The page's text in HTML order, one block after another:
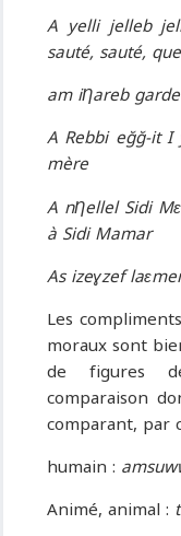
A yelli jelleb
sauté, sauté,
am iȠareb garde
A Rebbi eğğ-it
mère
A nȠellel Sidi
à Sidi Mamar
As izeɣzef
Les
moraux sont
de figures
comparaison
comparant, par
humain :
Animé, animal :